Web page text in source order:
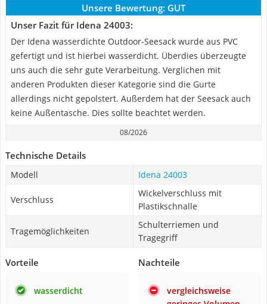
Unsere Bewertung: GUT
Unser Fazit für Idena 24003:
Der Idena wasserdichte Outdoor-Seesack wurde aus PVC
gefertigt und ist hierbei wasserdicht. Überdies überzeugte
uns auch die sehr gute Verarbeitung. Verglichen mit
anderen Produkten dieser Kategorie sind die Gurte
allerdings nicht gepolstert. Außerdem hat der Seesack auch
keine Außentasche. Dies sollte beachtet werden.
08/2026
Technische Details
Modell Idena 24003
Verschluss
Wickelverschluss mit
Plastikschnalle
Tragemöglichkeiten
Schulterriemen und
Tragegriff
Vorteile
wasserdicht
Nachteile
vergleichsweise